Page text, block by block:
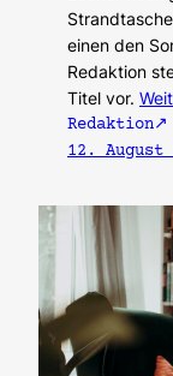
einen den
Redaktion
Titel vor.
Redaktion
12. August